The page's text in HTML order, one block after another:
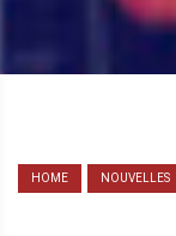
HOME NOUVELLES